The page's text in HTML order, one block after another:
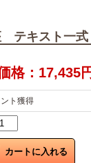
テキスト一式
格：17,435
ト獲得